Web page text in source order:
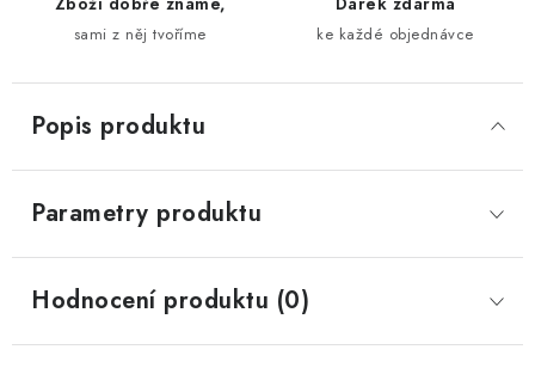
sami z něj tvoříme ke každé objednávce
Popis produktu
Parametry produktu
Hodnocení produktu (0)